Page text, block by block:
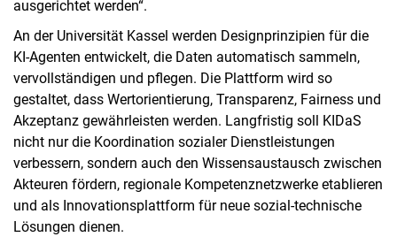
ausgerichtet werden“.
An der Universität Kassel werden Designprinzipien für die
KI-Agenten entwickelt, die Daten automatisch sammeln,
vervollständigen und pflegen. Die Plattform wird so
gestaltet, dass Wertorientierung, Transparenz, Fairness und
Akzeptanz gewährleisten werden. Langfristig soll KIDaS
nicht nur die Koordination sozialer Dienstleistungen
verbessern, sondern auch den Wissensaustausch zwischen
Akteuren fördern, regionale Kompetenznetzwerke etablieren
und als Innovationsplattform für neue sozial-technische
Lösungen dienen.